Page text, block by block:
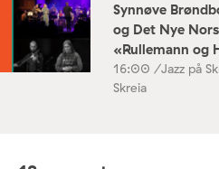
Synnøve
og Det Nye
«Rullemann og
16:00 /Jazz på
Skreia